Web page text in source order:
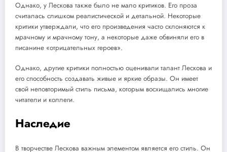
Однако, у Лескова также было не мало критиков. Его проза
считалась слишком реалистической и детальной. Некоторые
критики утверждали, что его произведения часто склоняются к
мрачному и мрачному тону, а некоторые даже обвиняли его в
писанине «отрицательных героев».
Однако, другие критики полностью оценивали талант Лескова и
его способность создавать живые и яркие образы. Он имеет
свой неповторимый стиль письма, которым восхищались многие
читатели и коллеги.
Наследие
В творчестве Лескова важным элементом является его стиль. Он